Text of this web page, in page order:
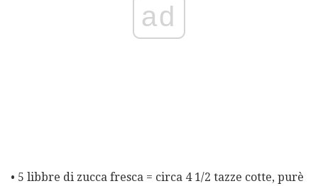
ad
• 5 libbre di zucca fresca = circa 4 1/2 tazze cotte, purè